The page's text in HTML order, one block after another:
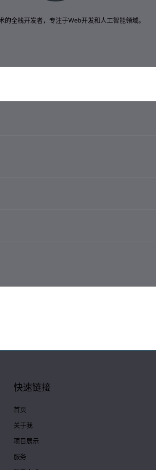
的全栈开发者，专注于Web开发和人工智能领域。
快速链接
首页
关于我
项目展示
服务